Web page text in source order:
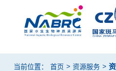
当前位置： 首页 > 资源服务 >